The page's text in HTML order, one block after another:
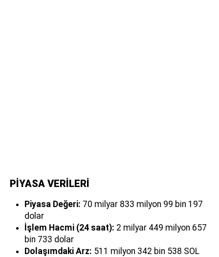
PİYASA VERİLERİ
Piyasa Değeri: 70 milyar 833 milyon 99 bin 197
dolar
İşlem Hacmi (24 saat): 2 milyar 449 milyon 657
bin 733 dolar
Dolaşımdaki Arz: 511 milyon 342 bin 538 SOL